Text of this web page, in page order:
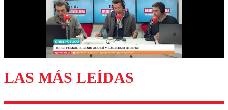
Enviar comentario
LAS MÁS LEÍDAS